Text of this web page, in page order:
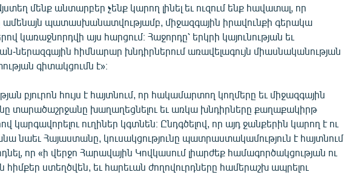
մենք անտարբեր չենք կարող լինել եւ ուզում ենք հավատալ, որ
պատասխանատվությամբ, միջազգային իրավունքի գերակա
կառաջնորդվի այս հարցում։ Հաջորդը՝ երկրի կայունության եւ
ներազգային հիմնարար խնդիրներում առավելագույն միասնականության
գիտակցումն է»։
բյուրոն հույս է հայտնում, որ հակամարտող կողմերը եւ միջազգային
տարածաշրջանը խաղաղեցնելու եւ առկա խնդիրները քաղաքակիրթ
կարգավորելու ուղիներ կգտնեն։ Ընդգծելով, որ այդ ջանքերին կարող է ու
նաեւ Հայաստանը, կուսակցությունը պատրաստակամություն է հայտնում
որ «ի վերջո Հարավային Կովկասում լիարժեք համագործակցության ու
ստեղծվեն, եւ հարեւան ժողովուրդները համերաշխ ապրելու